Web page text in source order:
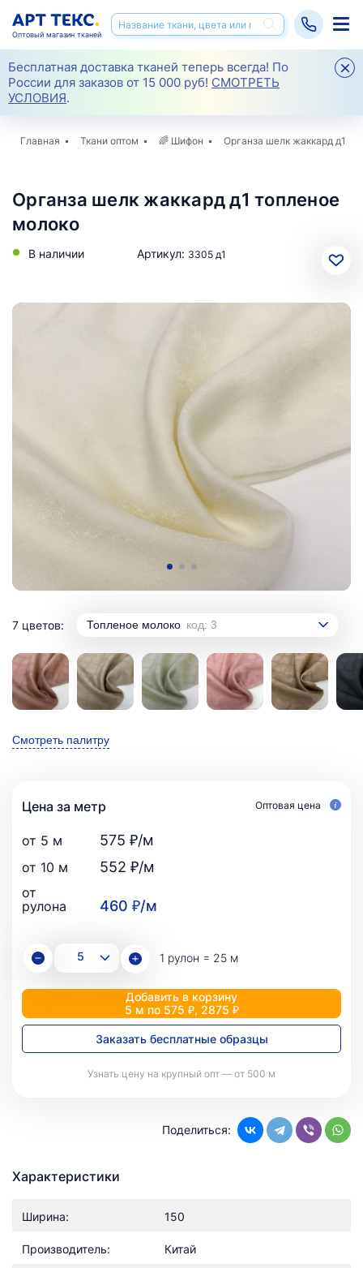
Бесплатная доставка тканей теперь всегда! По
России для заказов от 15 000 руб! СМОТРЕТЬ
УСЛОВИЯ.
Оптовый магазин тканей
Главная Ткани оптом 🌈 Шифон Органза шелк жаккард д1
Органза шелк жаккард д1 топленое
молоко
В наличии Артикул: 3305 д1
7 цветов: Топленое молоко код: 3
Смотреть палитру
Цена за метр Оптовая цена
от 5 м 575 ₽/м
от 10 м 552 ₽/м
от
рулона
460 ₽/м
1 рулон = 25 м
Добавить в корзину
5 м по 575 ₽, 2875 ₽
Заказать бесплатные образцы
Узнать цену на крупный опт — от 500 м
Поделиться:
Характеристики
Ширина: 150
Производитель: Китай